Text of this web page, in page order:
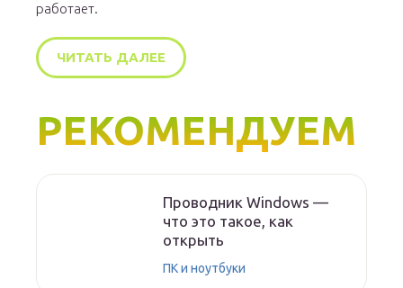
работает.
ЧИТАТЬ ДАЛЕЕ
РЕКОМЕНДУЕМ
Проводник Windows —
что это такое, как
открыть
ПК и ноутбуки